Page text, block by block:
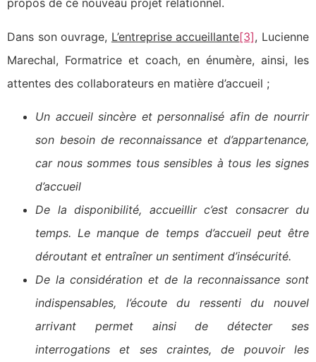
propos de ce nouveau projet relationnel.
Dans son ouvrage, L’entreprise accueillante[3], Lucienne
Marechal, Formatrice et coach, en énumère, ainsi, les
attentes des collaborateurs en matière d’accueil ;
Un accueil sincère et personnalisé afin de nourrir
son besoin de reconnaissance et d’appartenance,
car nous sommes tous sensibles à tous les signes
d’accueil
De la disponibilité, accueillir c’est consacrer du
temps. Le manque de temps d’accueil peut être
déroutant et entraîner un sentiment d’insécurité.
De la considération et de la reconnaissance sont
indispensables, l’écoute du ressenti du nouvel
arrivant permet ainsi de détecter ses
interrogations et ses craintes, de pouvoir les